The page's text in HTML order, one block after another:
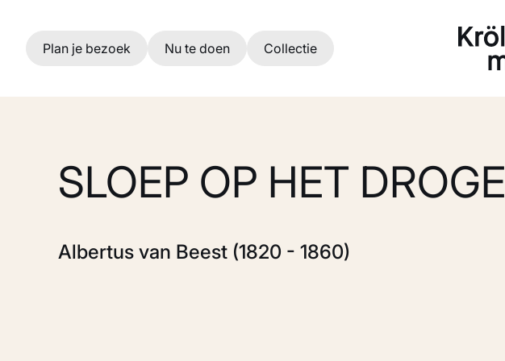
Ga naar hoofdinhoud
Plan je bezoek Nu te doen Collectie
SLOEP OP HET DROGE
Albertus van Beest (1820 - 1860)